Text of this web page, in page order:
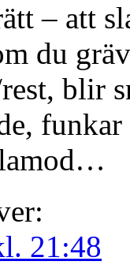
– att
du
blir
21:48